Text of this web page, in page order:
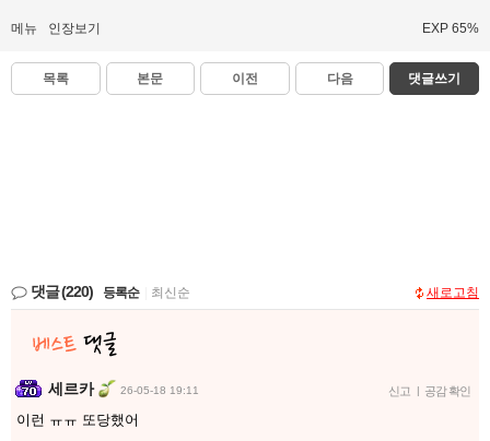
메뉴 인장보기 EXP 65%
목록 본문 이전 다음 댓글쓰기
댓글(220) 등록순 최신순 새로고침
세르카 26-05-18 19:11 신고 공감 확인
이런 ㅠㅠ 또당했어